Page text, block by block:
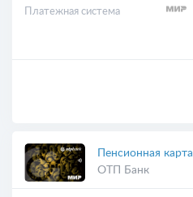
Платежная система
Пенсионная
ОТП Банк